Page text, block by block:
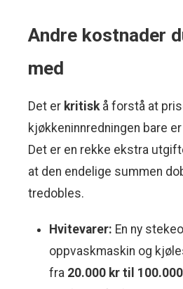
Andre kostnader
med
Det er kritiskå forstå at
kjøkkeninnredningen bare
Det er en rekke ekstra
at den endelige summen
tredobles.
Hvitevarer: En ny
oppvaskmaskin og
fra 20.000 kr til